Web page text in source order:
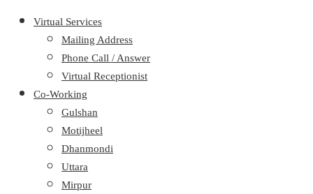
Virtual Services
Mailing Address
Phone Call / Answer
Virtual Receptionist
Co-Working
Gulshan
Motijheel
Dhanmondi
Uttara
Mirpur